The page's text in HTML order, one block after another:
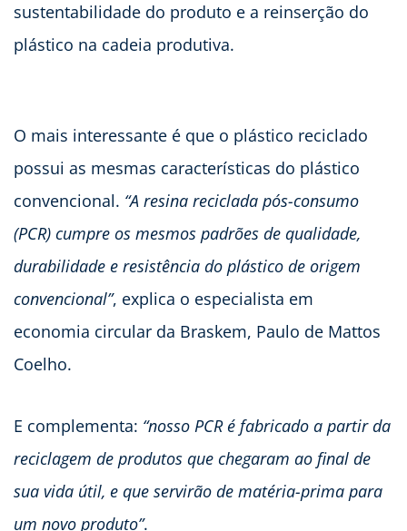
sustentabilidade do produto e a reinserção do
plástico na cadeia produtiva.
O mais interessante é que o plástico reciclado
possui as mesmas características do plástico
convencional. “A resina reciclada pós-consumo
(PCR) cumpre os mesmos padrões de qualidade,
durabilidade e resistência do plástico de origem
convencional”, explica o especialista em
economia circular da Braskem, Paulo de Mattos
Coelho.
E complementa: “nosso PCR é fabricado a partir da
reciclagem de produtos que chegaram ao final de
sua vida útil, e que servirão de matéria-prima para
um novo produto”.